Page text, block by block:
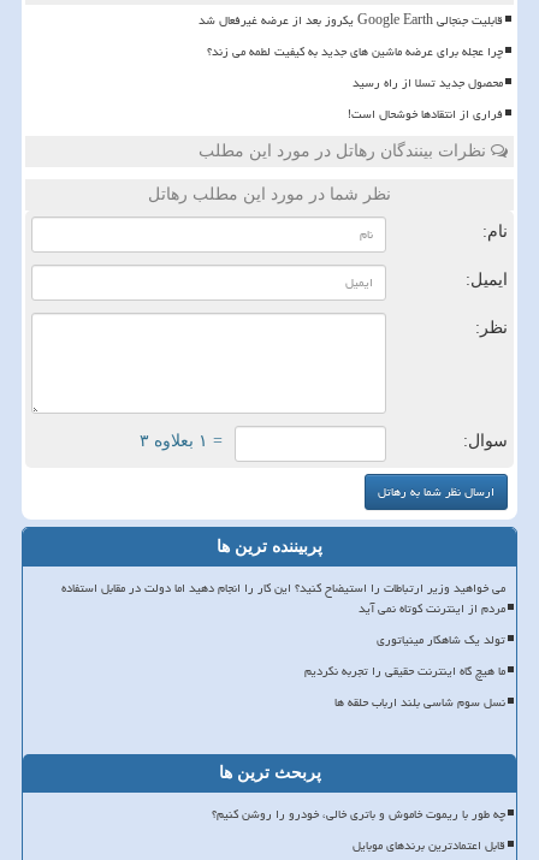
قابلیت جنجالی Google Earth یکروز بعد از عرضه غیرفعال شد
چرا عجله برای عرضه ماشین های جدید به کیفیت لطمه می زند؟
محصول جدید تسلا از راه رسید
فراری از انتقادها خوشحال است!
نظرات بینندگان رهاتل در مورد این مطلب
نظر شما در مورد این مطلب رهاتل
نام:
ایمیل:
نظر:
سوال: = ۱ بعلاوه ۳
پربیننده ترین ها
می خواهید وزیر ارتباطات را استیضاح کنید؟ این کار را انجام دهید اما دولت در مقابل استفاده
مردم از اینترنت کوتاه نمی آید
تولد یک شاهکار مینیاتوری
ما هیچ گاه اینترنت حقیقی را تجربه نکردیم
نسل سوم شاسی بلند ارباب حلقه ها
پربحث ترین ها
چه طور با ریموت خاموش و باتری خالی، خودرو را روشن کنیم؟
قابل اعتمادترین برندهای موبایل